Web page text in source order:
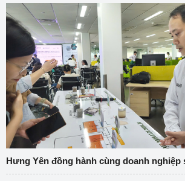
Hưng Yên đồng hành cùng doanh nghiệp